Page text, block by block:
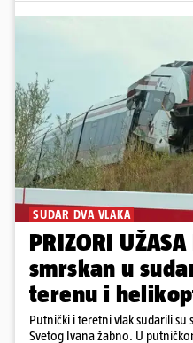
SUDAR DVA VLAKA
PRIZORI
smrskan u
terenu i
Putnički i teretni vlak sudarili su
Svetog Ivana žabno. U